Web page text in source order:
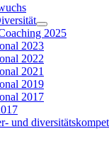
2025
2023
2022
2021
2019
2017
und